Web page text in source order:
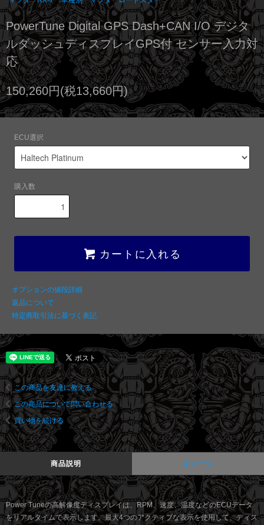
PowerTune Digital GPS Dash+CAN I/O デジタ
ルダッシュディスプレイGPS付 センサー入力対
応
150,260円(税13,660円)
ECU選択
購入数
カートに入れる
オプションの値段詳細
返品について
特定商取引法に基づく表記
この商品を友達に教える
この商品について問い合わせる
買い物を続ける
商品説明 イメージ
Power Tuneの高解像度ディスプレイは、RPM、速度、温度などのECUデータ
をリアルタイムで表示します。最大4つのアクティブな表示を使用して、ディス